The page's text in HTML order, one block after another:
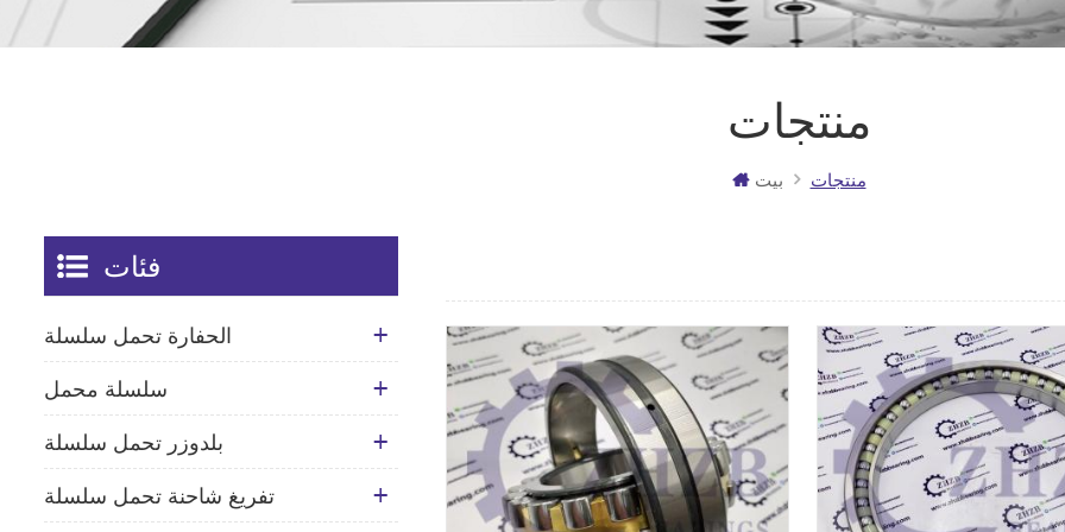
منتجات
بيت منتجات
فئات
الحفارة تحمل سلسلة
سلسلة محمل
بلدوزر تحمل سلسلة
تفريغ شاحنة تحمل سلسلة